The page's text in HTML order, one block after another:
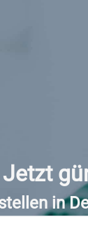
Jetzt
in